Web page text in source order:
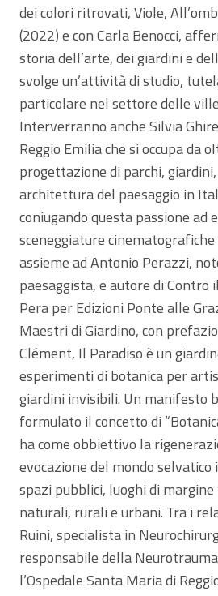
dei colori ritrovati, Viole,
(2022) e con Carla Benocci,
storia dell’arte, dei giardini e
svolge un’attività di studio,
particolare nel settore delle
Interverranno anche Silvia
Reggio Emilia che si occupa da
progettazione di parchi,
architettura del paesaggio in
coniugando questa passione ad
sceneggiature
assieme ad Antonio Perazzi,
paesaggista, e autore di Contro
Pera per Edizioni Ponte alle
Maestri di Giardino, con
Clément, Il Paradiso è un
esperimenti di botanica per
giardini invisibili. Un manifesto
formulato il concetto di
ha come obbiettivo la
evocazione del mondo selvatico
spazi pubblici, luoghi di
naturali, rurali e urbani. Tra i
Ruini, specialista in
responsabile della
l’Ospedale Santa Maria di